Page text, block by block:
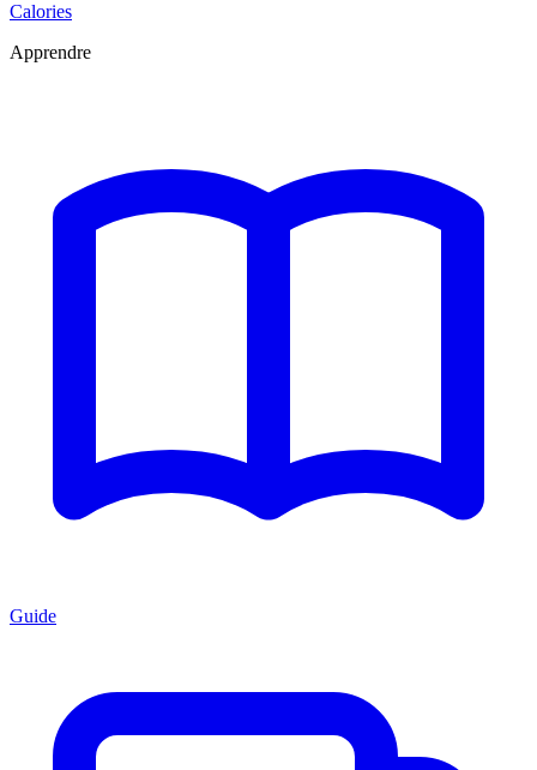
Calories
Apprendre
Guide